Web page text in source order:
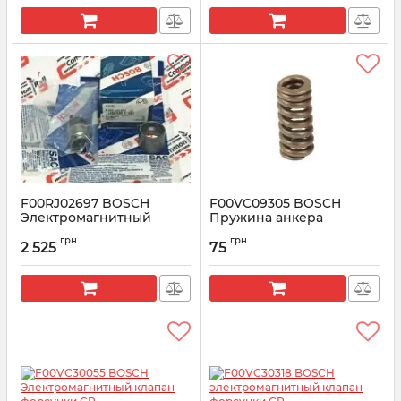
Артикул: 7135-835
F00RJ02697 BOSCH
Электромагнитный
Артикул:
2 525 грн
F00VC09305 BOSCH
Пружина анкера
75 грн